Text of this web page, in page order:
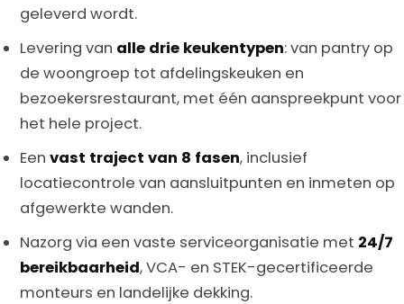
geleverd wordt.
Levering van alle drie keukentypen: van pantry op
de woongroep tot afdelingskeuken en
bezoekersrestaurant, met één aanspreekpunt voor
het hele project.
Een vast traject van 8 fasen, inclusief
locatiecontrole van aansluitpunten en inmeten op
afgewerkte wanden.
Nazorg via een vaste serviceorganisatie met 24/7
bereikbaarheid, VCA- en STEK-gecertificeerde
monteurs en landelijke dekking.